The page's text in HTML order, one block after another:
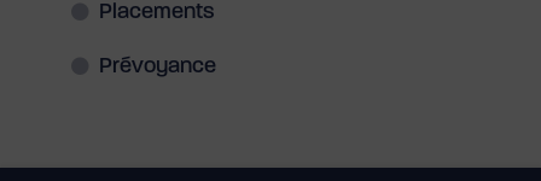
Placements
Prévoyance